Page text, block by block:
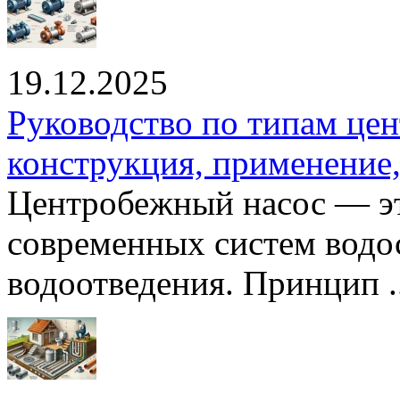
19.12.2025
Руководство по типам
конструкция,
Центробежный насос —
современных систем
водоотведения. Принцип